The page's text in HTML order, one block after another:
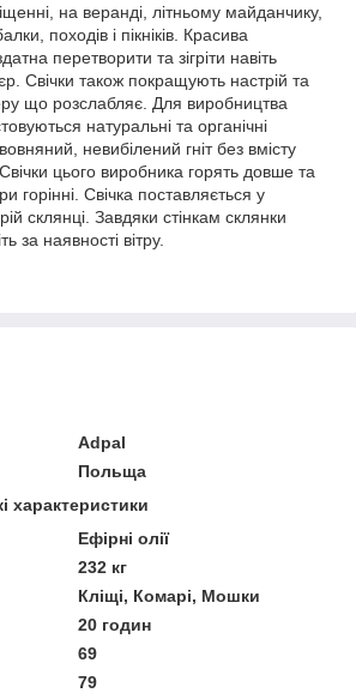
на веранді, літньому майданчику,
походів і пікніків. Красива
перетворити та зігріти навіть
Свічки також покращують настрій та
що розслабляє. Для виробництва
натуральні та органічні
невибілений гніт без вмісту
цього виробника горять довше та
Свічка поставляється у
склянці. Завдяки стінкам склянки
за наявності вітру.
Adpal
Польща
характеристики
Ефірні олії
232 кг
Кліщі, Комарі, Мошки
20 годин
69
79